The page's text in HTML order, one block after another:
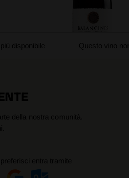
disponibile Questo vino
della nostra comunità.
entra tramite